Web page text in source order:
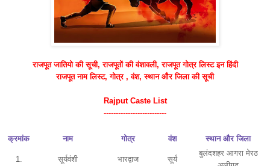
राजपूत जातियो की सूची, राजपूतों की वंशावली, राजपूत गोत्र लिस्ट इन हिंदी
राजपूत नामलिस्ट, गोत्र , वंश, स्थान और जिला की सूची
Rajput Caste List
--------------------------
क्रमांक नाम गोत्र वंश स्थान और जिला
1. सूर्यवंशी भारद्वाज सूर्य
बुलंदशहर आगरा मेरठ